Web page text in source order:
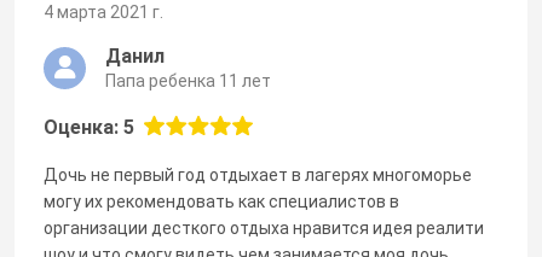
4 марта 2021 г.
Данил
Папа ребенка 11 лет
Оценка: 5
Дочь не первый год отдыхает в лагерях многоморье
могу их рекомендовать как специалистов в
организации десткого отдыха нравится идея реалити